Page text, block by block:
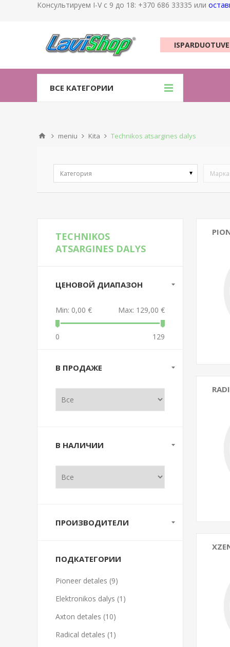
Консультируем I-V с 9 до 18: +370 686 33335 или
ISPARDUOTUVE
ВСЕ КАТЕГОРИИ
meniu Kita Technikos atsargines dalys
Категория Марка
TECHNIKOS
ATSARGINES DALYS
ЦЕНОВОЙ ДИАПАЗОН
Min: 0,00 € Max: 129,00 €
0 129
В ПРОДАЖЕ
В НАЛИЧИИ
ПРОИЗВОДИТЕЛИ
ПОДКАТЕГОРИИ
Pioneer detales (9)
Elektronikos dalys (1)
Axton detales (10)
Radical detales (1)